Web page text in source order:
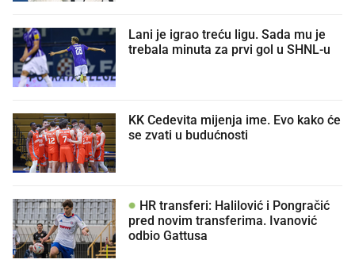
Lani je igrao treću ligu. Sada mu je
trebala minuta za prvi gol u SHNL-u
KK Cedevita mijenja ime. Evo kako će
se zvati u budućnosti
HR transferi: Halilović i Pongračić
pred novim transferima. Ivanović
odbio Gattusa